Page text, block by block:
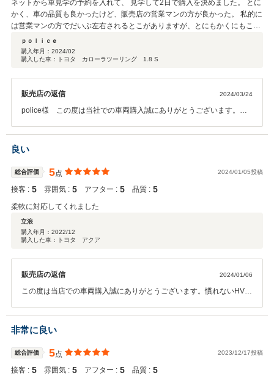
ネットから車見学の予約を入れて、 見学して2日で購入を決めました。 とに
かく、車の品質も良かったけど、販売店の営業マンの方が良かった。 私的に
は営業マンの方でだいぶ左右されるとこがありますが、とにもかくにもこち
ら側に立って誠心誠意、希望や相談に乗ってくれるかどうかで買うか買わな
いかに繋がると思います。 ここの販売店、営業マンの方は信用出来ますよ。
購入を考えてる方は、営業マンの方に沢山相談してみて下さい。購入を考え
ｐｏｌｉｃｅ
購入年月： 2024/02
購入した車：トヨタ カローラツーリング 1.8 S
販売店の返信 2024/03/24
police様 この度は当社での車両購入誠にありがとうございます。こ
は装備等が充実している分、ご不明な点があればいつでもご連絡頂け
れば幸いです。 今後とも末永いお付き合いを宜しくお願い致しま
良い
総合評価 5点 2024/01/05投稿
接客 : 5 雰囲気 : 5 アフター : 5 品質 : 5
柔軟に対応してくれました
立浪
購入年月： 2022/12
購入した車：トヨタ アクア
販売店の返信 2024/01/06
この度は当店での車両購入誠にありがとうございます。慣れないHV車
絡頂ければ幸いです。今後とも末永いお付き合いを宜しくお願い致し
ます。カーメイト曽根 満江
非常に良い
総合評価 5点 2023/12/17投稿
接客 : 5 雰囲気 : 5 アフター : 5 品質 : 5